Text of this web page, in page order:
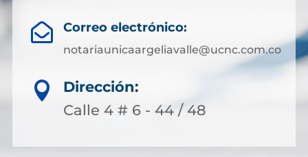
 Correo electrónico:
notariaunicaargeliavalle@ucnc.com.co

Dirección:
Calle 4 # 6 - 44 / 48